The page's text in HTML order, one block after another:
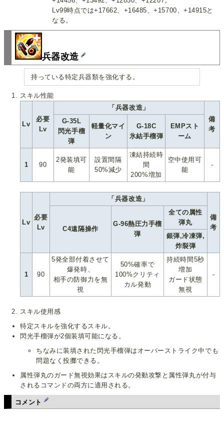
Lv99時点では+17662、+16485、+15700、+14915と
なる。
兵器改造
持っている特定兵器類を強化する。
スキル性能
Lv
必要
Lv
「兵器改造」
備
考
G-35L
閃光手榴
弾
軽量化マイ
ン
G-18C
氷結手榴弾
EMPスト
ーム
1 90
2発装填可
能
設置間隔
50%減少
凍結持続時
間
200%増加
空中使用可
能
-
Lv
必要
Lv
「兵器改造」
備
考
C4遠隔操作
G-96熱圧力手榴
弾
全ての属性
弾丸
銀弾,冷凍弾,
炸裂弾
1 90
5発全部付着させて
爆発時、
相手の防御力を無
視
50%確率で
100%クリティ
カル発動
持続時間5秒
増加
ガード状態
無視
-
スキル使用感
特定スキルを強化するスキル。
閃光手榴弾が2個装填可能になる。
ちなみに装填された閃光手榴弾はオーバーストライク中でも
問題なく投擲できる。
属性弾丸のガード無視効果はスキルの発動攻撃と属性弾丸が付与
されるコマンドの両方に適用される。
コメント